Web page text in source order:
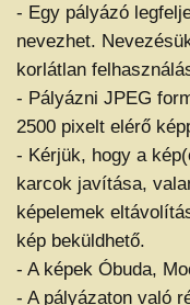
- Egy pályázó
nevezhet.
korlátlan
- Pályázni JPEG
2500 pixelt elérő
- Kérjük, hogy a
karcok javítása,
képelemek
kép beküldhető.
- A képek Óbuda,
- A pályázaton való